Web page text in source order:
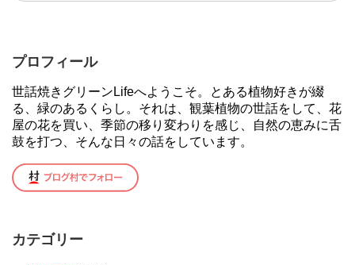
プロフィール
世話焼きグリーンLifeへようこそ。とある植物好きが綴
る、緑のあるくらし。それは、観葉植物の世話をして、花
屋の花を買い、季節の移り変わりを感じ、自然の恵みに舌
鼓を打つ、そんな日々の話をしています。
カテゴリー